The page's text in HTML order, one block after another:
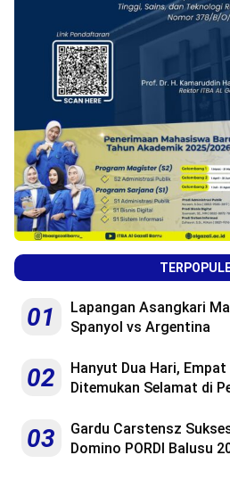
01
Lapangan Asangkari
Spanyol vs Argentina
02
Hanyut Dua Hari,
Ditemukan Selamat di
03
Gardu Carstensz
Domino PORDI Balusu